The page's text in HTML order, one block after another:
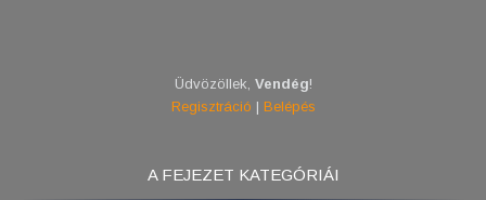
Üdvözöllek Vendég!
Regisztráció | Belépés
A FEJEZET KATEGÓRIÁI